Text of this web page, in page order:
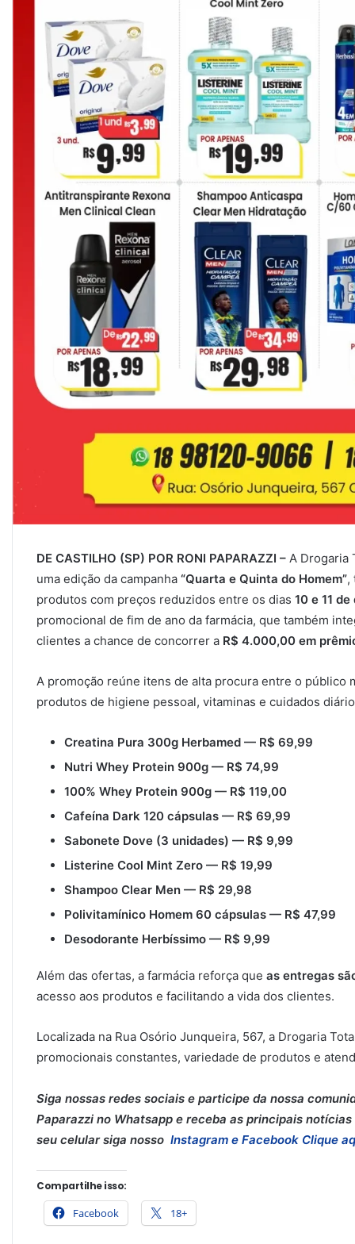
DE CASTILHO (SP) POR RONI PAPARAZZI – A Drogaria
uma edição da campanha “Quarta e Quinta do Homem”,
produtos com preços reduzidos entre os dias 10 e 11
promocional de fim de ano da farmácia, que também
clientes a chance de concorrer a R$ 4.000,00 em
A promoção reúne itens de alta procura entre o público
produtos de higiene pessoal, vitaminas e cuidados
Creatina Pura 300g Herbamed — R$ 69,99
Nutri Whey Protein 900g — R$ 74,99
100% Whey Protein 900g — R$ 119,00
Cafeína Dark 120 cápsulas — R$ 69,99
Sabonete Dove (3 unidades) — R$ 9,99
Listerine Cool Mint Zero — R$ 19,99
Shampoo Clear Men — R$ 29,98
Polivitamínico Homem 60 cápsulas — R$ 47,99
Desodorante Herbíssimo — R$ 9,99
Além das ofertas, a farmácia reforça que as entregas
acesso aos produtos e facilitando a vida dos clientes.
Localizada na Rua Osório Junqueira, 567, a Drogaria
promocionais constantes, variedade de produtos e
Siga nossas redes sociais e participe da nossa
Paparazzi no Whatsapp e receba as principais
seu celular siga nosso Instagram e Facebook Clique
Compartilhe isso:
Facebook 18+